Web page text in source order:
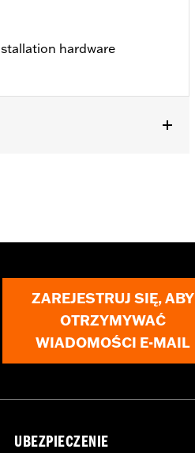
hardware
ZAREJESTRUJ SIĘ, ABY
OTRZYMYWAĆ
WIADOMOŚCI E-MAIL
UBEZPIECZENIE